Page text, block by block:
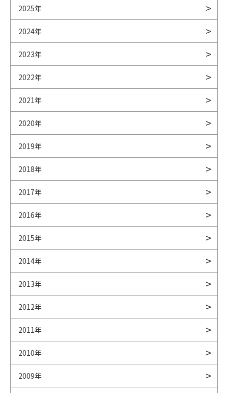
2025年
2024年
2023年
2022年
2021年
2020年
2019年
2018年
2017年
2016年
2015年
2014年
2013年
2012年
2011年
2010年
2009年